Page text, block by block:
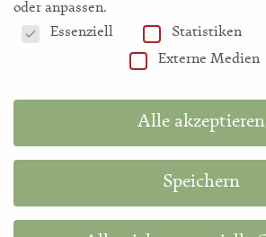
Akademie
Shop
Hilfe
Information in English
oder anpassen.
Datenschutzeinstellungen
Essenziell Statistiken
Externe Medien
Alle akzeptieren
Speichern